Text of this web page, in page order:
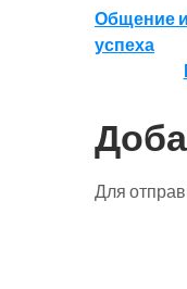
по
Общение
успеха
Для